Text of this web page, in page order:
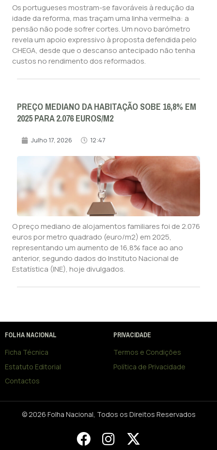
Os portugueses mostram-se favoráveis à redução da
idade da reforma, mas traçam uma linha vermelha: a
pensão não pode sofrer cortes. Um novo barómetro
revela um apoio expressivo à proposta defendida pelo
CHEGA, desde que o descanso antecipado não tenha
custos no rendimento dos reformados.
PREÇO MEDIANO DA HABITAÇÃO SOBE 16,8% EM
2025 PARA 2.076 EUROS/M2
Julho 17, 2026 12:47
O preço mediano de alojamentos familiares foi de 2.076
euros por metro quadrado (euro/m2) em 2025,
representando um aumento de 16,8% face ao ano
anterior, segundo dados do Instituto Nacional de
Estatística (INE), hoje divulgados.
FOLHA NACIONAL
Ficha Técnica
Estatuto Editorial
Contactos
PRIVACIDADE
Termos e Condições
Política de Privacidade
© 2026 Folha Nacional, Todos os Direitos Reservados